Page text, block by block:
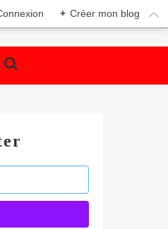
+ Créer mon blog